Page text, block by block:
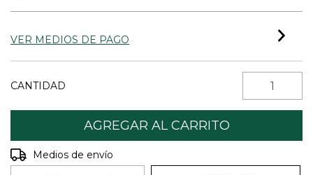
VER MEDIOS DE PAGO
CANTIDAD
Entregas para el CP:
Medios de envío